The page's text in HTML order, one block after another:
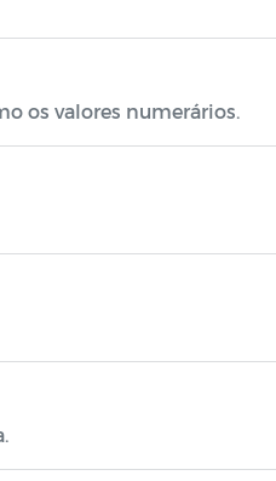
os valores numerários.